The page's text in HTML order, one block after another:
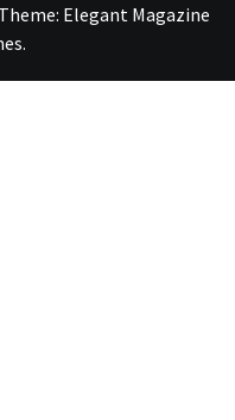
Theme: Elegant Magazine
.